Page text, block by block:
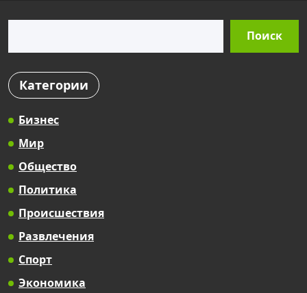
Поиск
Категории
Бизнес
Мир
Общество
Политика
Происшествия
Развлечения
Спорт
Экономика